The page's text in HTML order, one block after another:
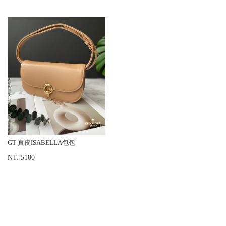
GT 真皮ISABELLA包包
NT. 5180